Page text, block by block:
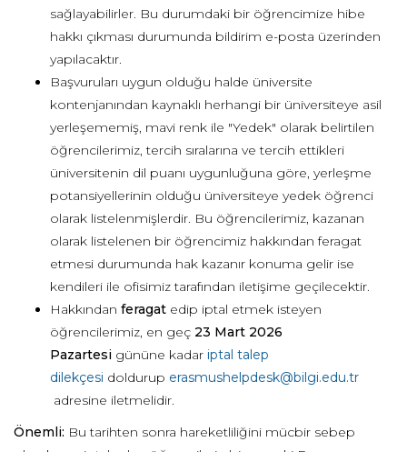
sağlayabilirler. Bu durumdaki bir öğrencimize hibe
hakkı çıkması durumunda bildirim e-posta üzerinden
yapılacaktır.
Başvuruları uygun olduğu halde üniversite
kontenjanından kaynaklı herhangi bir üniversiteye asil
yerleşememiş, mavi renk ile "Yedek" olarak belirtilen
öğrencilerimiz, tercih sıralarına ve tercih ettikleri
üniversitenin dil puanı uygunluğuna göre, yerleşme
potansiyellerinin olduğu üniversiteye yedek öğrenci
olarak listelenmişlerdir. Bu öğrencilerimiz, kazanan
olarak listelenen bir öğrencimiz hakkından feragat
etmesi durumunda hak kazanır konuma gelir ise
kendileri ile ofisimiz tarafından iletişime geçilecektir.
Hakkından feragat edip iptal etmek isteyen
öğrencilerimiz, en geç 23 Mart 2026
Pazartesi gününe kadar iptal talep
dilekçesi doldurup erasmushelpdesk@bilgi.edu.tr
adresine iletmelidir.
Önemli: Bu tarihten sonra hareketliliğini mücbir sebep